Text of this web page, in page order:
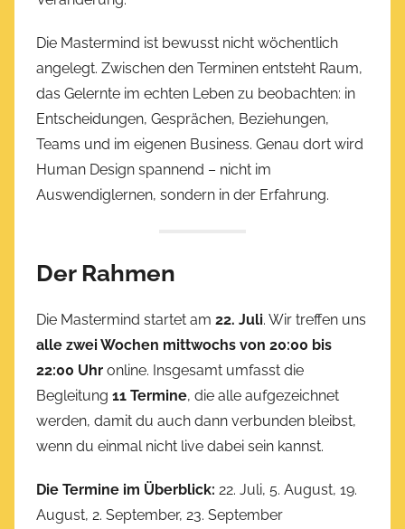
Die Mastermind ist bewusst nicht wöchentlich
angelegt. Zwischen den Terminen entsteht Raum,
das Gelernte im echten Leben zu beobachten: in
Entscheidungen, Gesprächen, Beziehungen,
Teams und im eigenen Business. Genau dort wird
Human Design spannend – nicht im
Auswendiglernen, sondern in der Erfahrung.
Der Rahmen
Die Mastermind startet am 22. Juli. Wir treffen uns
alle zwei Wochen mittwochs von 20:00 bis
22:00 Uhr online. Insgesamt umfasst die
Begleitung 11 Termine, die alle aufgezeichnet
werden, damit du auch dann verbunden bleibst,
wenn du einmal nicht live dabei sein kannst.
Die Termine im Überblick: 22. Juli, 5. August, 19.
August, 2. September, 23. September